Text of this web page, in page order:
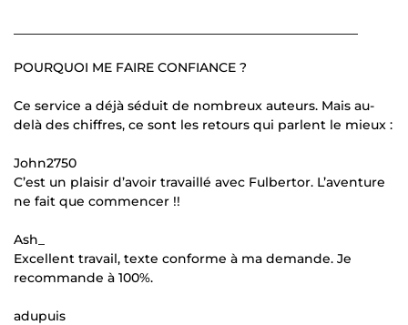
POURQUOI ME FAIRE CONFIANCE ?
Ce service a déjà séduit de nombreux auteurs. Mais au-
delà des chiffres, ce sont les retours qui parlent le mieux :
John2750
C’est un plaisir d’avoir travaillé avec Fulbertor. L’aventure
ne fait que commencer !!
Ash_
Excellent travail, texte conforme à ma demande. Je
recommande à 100%.
adupuis